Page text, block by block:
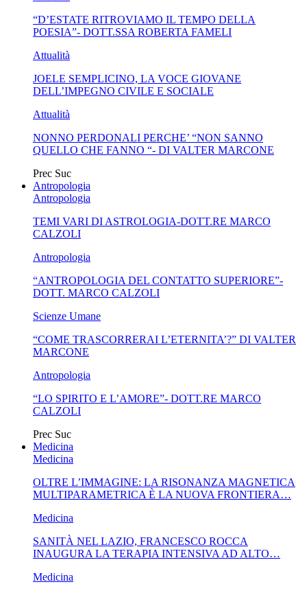
SENSO IN...
“D’ESTATE RITROVIAMO IL TEMPO DELLA
POESIA”- DOTT.SSA ROBERTA FAMELI
Attualità
JOELE SEMPLICINO, LA VOCE GIOVANE
DELL’IMPEGNO CIVILE E SOCIALE
Attualità
NONNO PERDONALI PERCHE’ “NON SANNO
QUELLO CHE FANNO “- DI VALTER MARCONE
Prec Suc
Antropologia
Antropologia
TEMI VARI DI ASTROLOGIA-DOTT.RE MARCO
CALZOLI
Antropologia
“ANTROPOLOGIA DEL CONTATTO SUPERIORE”-
DOTT. MARCO CALZOLI
Scienze Umane
“COME TRASCORRERAI L’ETERNITA’?” DI VALTER
MARCONE
Antropologia
“LO SPIRITO E L’AMORE”- DOTT.RE MARCO
CALZOLI
Prec Suc
Medicina
Medicina
OLTRE L’IMMAGINE: LA RISONANZA MAGNETICA
MULTIPARAMETRICA È LA NUOVA FRONTIERA…
Medicina
SANITÀ NEL LAZIO, FRANCESCO ROCCA
INAUGURA LA TERAPIA INTENSIVA AD ALTO…
Medicina